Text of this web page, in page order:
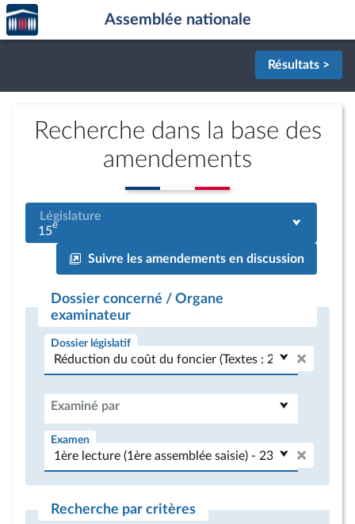
Aller au contenu
Aller en bas de la page
Accèder
à la
page
Assemblée nationale
Résultats >
Recherche dans la base des
amendements
Législature
15e
Suivre les amendements en discussion
Dossier concerné / Organe
examinateur
Dossier législatif
Examiné par
Examen
Recherche par critères